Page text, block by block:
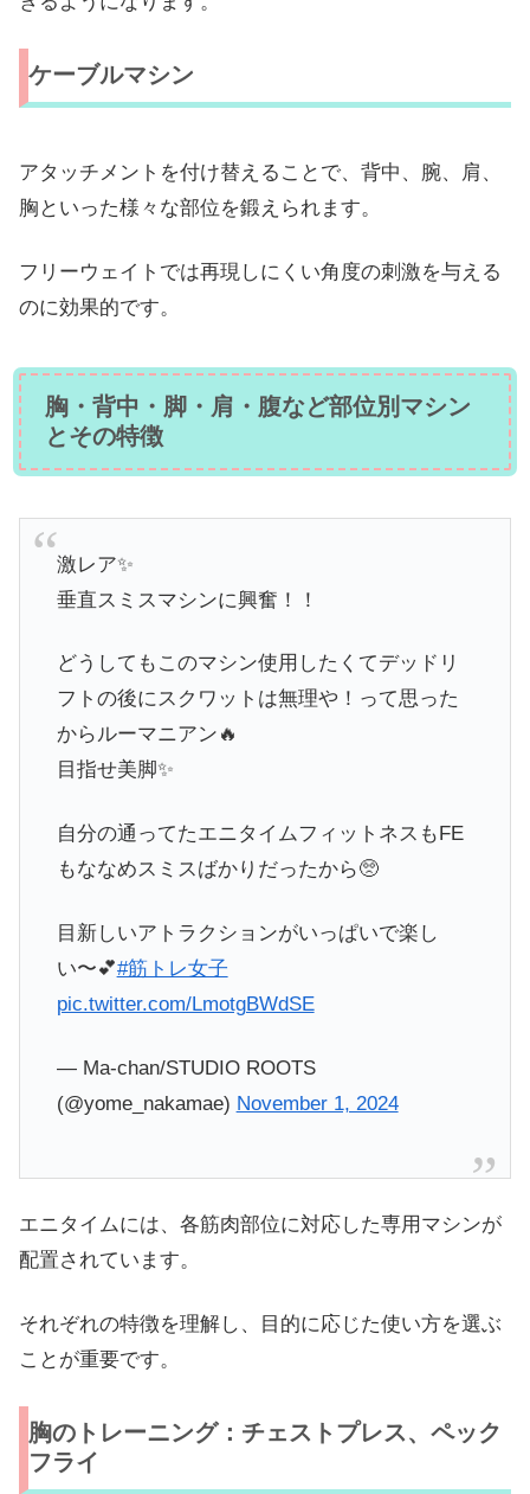
ケーブルマシン
アタッチメントを付け替えることで、背中、腕、肩、
胸といった様々な部位を鍛えられます。
フリーウェイトでは再現しにくい角度の刺激を与える
のに効果的です。
胸・背中・脚・肩・腹など部位別マシン
とその特徴
激レア✨
垂直スミスマシンに興奮！！
どうしてもこのマシン使用したくてデッドリ
フトの後にスクワットは無理や！って思った
からルーマニアン🔥
目指せ美脚✨
自分の通ってたエニタイムフィットネスもFE
もななめスミスばかりだったから🥺
目新しいアトラクションがいっぱいで楽し
い〜💕#筋トレ女子
pic.twitter.com/LmotgBWdSE
— Ma-chan/STUDIO ROOTS
(@yome_nakamae) November 1, 2024
エニタイムには、各筋肉部位に対応した専用マシンが
配置されています。
それぞれの特徴を理解し、目的に応じた使い方を選ぶ
ことが重要です。
胸のトレーニング：チェストプレス、ペック
フライ